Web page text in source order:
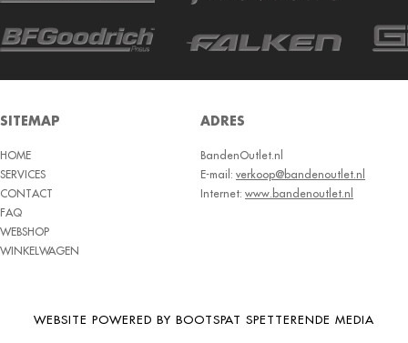
SITEMAP
HOME
SERVICES
CONTACT
FAQ
WEBSHOP
WINKELWAGEN
ADRES
BandenOutlet.nl
E-mail: verkoop@bandenoutlet.nl
Internet: www.bandenoutlet.nl
WEBSITE POWERED BY BOOTSPAT SPETTERENDE MEDIA